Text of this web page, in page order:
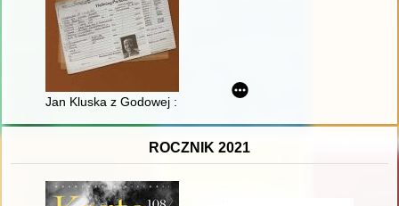
Jan Kluska z Godowej : przez ścianę śmierci
ROCZNIK 2021